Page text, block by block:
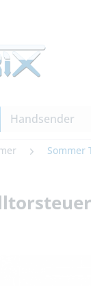
Handsender
Sommer